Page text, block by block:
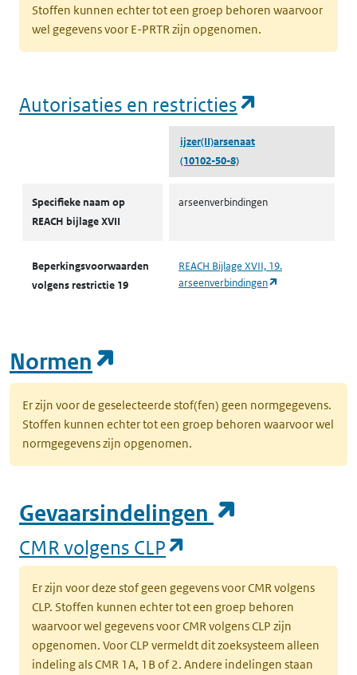
Stoffen kunnen echter tot een groep behoren waarvoor
wel gegevens voor E-PRTR zijn opgenomen.
Autorisaties en restricties
ijzer(II)arsenaat
(10102-50-8)
Specifieke naam op
REACH bijlage XVII
arseenverbindingen
Beperkingsvoorwaarden
volgens restrictie 19
REACH Bijlage XVII, 19.
arseenverbindingen
Normen
Er zijn voor de geselecteerde stof(fen) geen normgegevens.
Stoffen kunnen echter tot een groep behoren waarvoor wel
normgegevens zijn opgenomen.
Gevaarsindelingen
CMR volgens CLP
Er zijn voor deze stof geen gegevens voor CMR volgens
CLP. Stoffen kunnen echter tot een groep behoren
waarvoor wel gegevens voor CMR volgens CLP zijn
opgenomen. Voor CLP vermeldt dit zoeksysteem alleen
indeling als CMR 1A, 1B of 2. Andere indelingen staan